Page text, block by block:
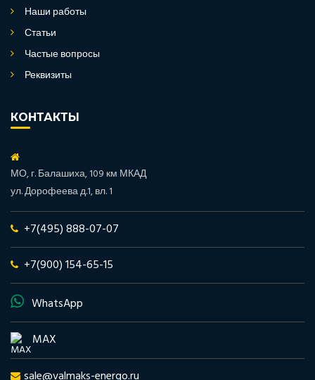
Наши работы
Статьи
Частые вопросы
Реквизиты
КОНТАКТЫ
МО, г. Балашиха, 109 км МКАД
ул. Дорофеева д.1, вл. 1
+7(495) 888-07-07
+7(900) 154-65-15
WhatsApp
MAX
sale@valmaks-energo.ru